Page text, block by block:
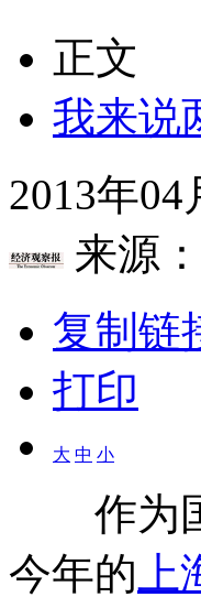
正文
我来说
2013年04
来源：
复制链
打印
大 中 小
作为国
今年的